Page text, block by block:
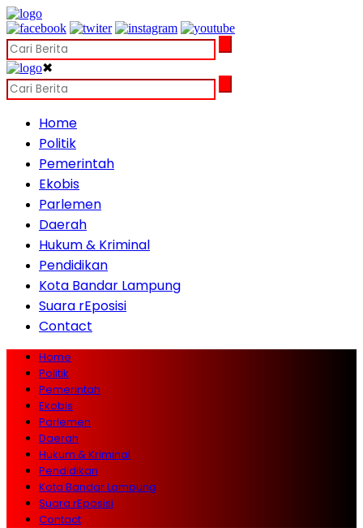
✖
Home
Politik
Pemerintah
Ekobis
Parlemen
Daerah
Hukum & Kriminal
Pendidikan
Kota Bandar Lampung
Suara rEposisi
Contact
Home
Politik
Pemerintah
Ekobis
Parlemen
Daerah
Hukum & Kriminal
Pendidikan
Kota Bandar Lampung
Suara rEposisi
Contact